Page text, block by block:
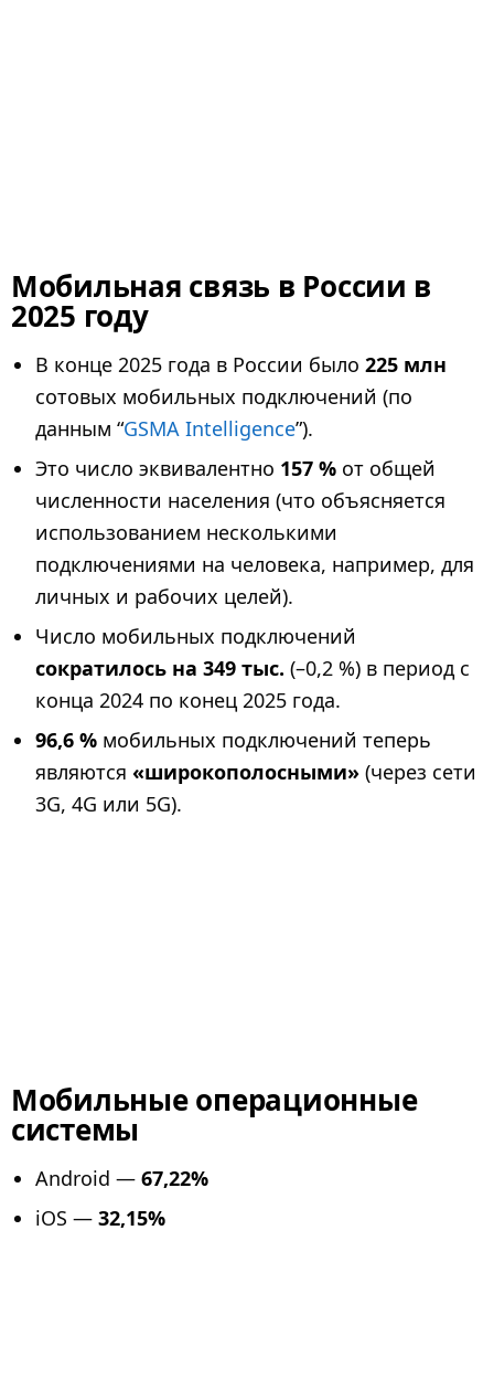
Мобильная связь в России в
2025 году
В конце 2025 года в России было 225 млн
сотовых мобильных подключений (по
данным “GSMA Intelligence”).
Это число эквивалентно 157 % от общей
численности населения (что объясняется
использованием несколькими
подключениями на человека, например, для
личных и рабочих целей).
Число мобильных подключений
сократилось на 349 тыс. (–0,2 %) в период с
конца 2024 по конец 2025 года.
96,6 % мобильных подключений теперь
являются «широкополосными» (через сети
3G, 4G или 5G).
Мобильные операционные
системы
Android — 67,22%
iOS — 32,15%